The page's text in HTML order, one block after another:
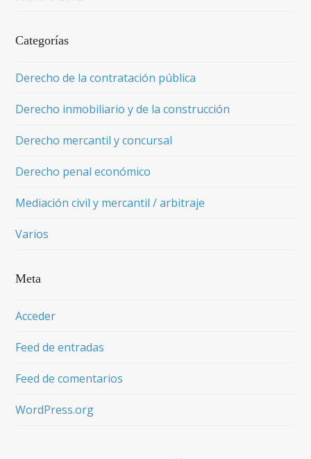
Categorías
Derecho de la contratación pública
Derecho inmobiliario y de la construcción
Derecho mercantil y concursal
Derecho penal económico
Mediación civil y mercantil / arbitraje
Varios
Meta
Acceder
Feed de entradas
Feed de comentarios
WordPress.org